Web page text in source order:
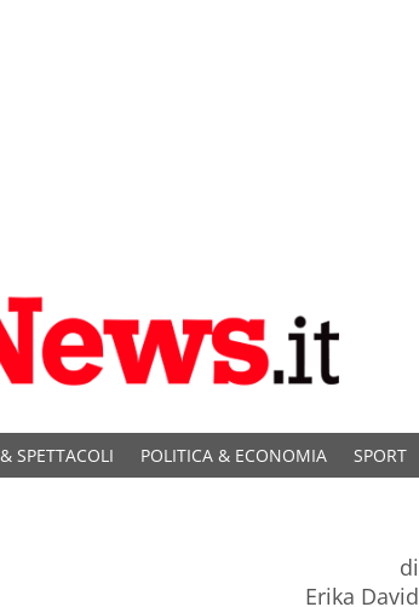
SPETTACOLI POLITICA & ECONOMIA SPORT
di
Erika David